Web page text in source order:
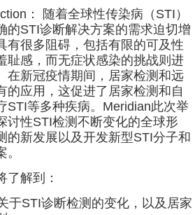
： 随着全球性传染病（STI）
的STI诊断解决方案的需求迫切增
有很多阻碍，包括有限的可及性
耻感，而无症状感染的挑战则进
在新冠疫情期间，居家检测和远
的应用，这促进了居家检测和自
STI等多种疾病。Meridian此次举
讨性STI检测不断变化的全球形
的新发展以及开发新型STI分子和
了解到：
于STI诊断检测的变化，以及居家